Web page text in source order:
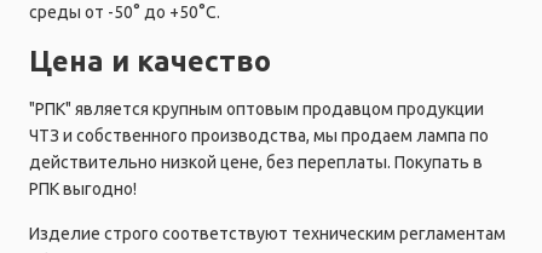
среды от -50° до +50°C.
Цена и качество
"РПК" является крупным оптовым продавцом продукции
ЧТЗ и собственного производства, мы продаем лампа по
действительно низкой цене, без переплаты. Покупать в
РПК выгодно!
Изделие строго соответствуют техническим регламентам